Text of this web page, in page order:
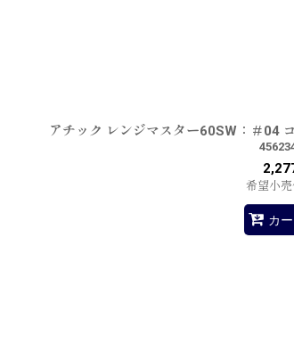
アチック レンジマスター60SW：＃04
希望小
カ